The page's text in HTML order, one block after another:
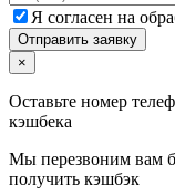
Я согласен на
×
Оставьте номер
кэшбека
Мы перезвоним вам
получить кэшбэк